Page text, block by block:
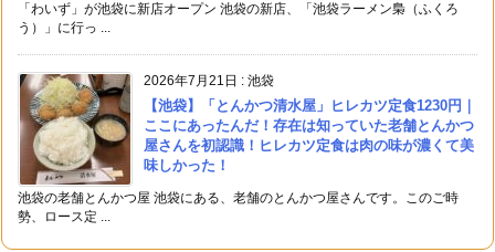
「わいず」が池袋に新店オープン 池袋の新店、「池袋ラーメン梟（ふくろ
う）」に行っ ...
2026年7月21日 : 池袋
【池袋】「とんかつ清水屋」ヒレカツ定食1230円｜
ここにあったんだ！存在は知っていた老舗とんかつ
屋さんを初認識！ヒレカツ定食は肉の味が濃くて美
味しかった！
池袋の老舗とんかつ屋 池袋にある、老舗のとんかつ屋さんです。このご時
勢、ロース定 ...